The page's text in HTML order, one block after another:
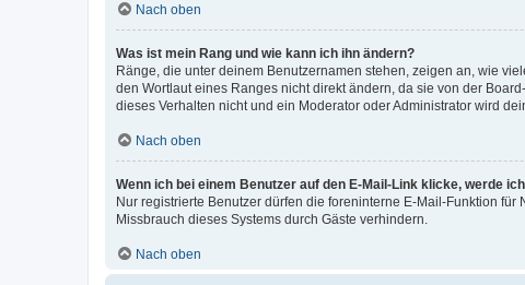
Nach oben
Was ist mein Rang und wie kann ich ihn ändern?
Ränge, die unter deinem Benutzernamen stehen, zeigen an, wie
den Wortlaut eines Ranges nicht direkt ändern, da sie von der
dieses Verhalten nicht und ein Moderator oder Administrator wird
Nach oben
Wenn ich bei einem Benutzer auf den E-Mail-Link klicke, werde
Nur registrierte Benutzer dürfen die foreninterne E-Mail-Funktion
Missbrauch dieses Systems durch Gäste verhindern.
Nach oben